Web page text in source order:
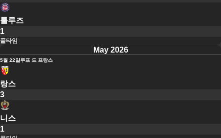
툴루즈
1
풀타임
May 2026
5월 22일쿠프 드 프랑스
랑스
3
니스
1